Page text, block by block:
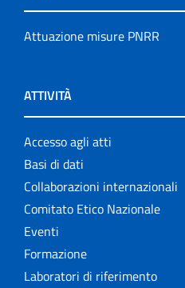
Attuazione misure PNRR
ATTIVITÀ
Accesso agli atti
Basi di dati
Collaborazioni internazionali
Comitato Etico Nazionale
Eventi
Formazione
Laboratori di riferimento